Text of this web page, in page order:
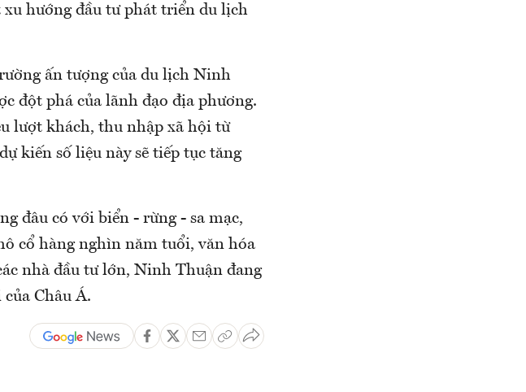
hướng đầu tư phát triển du lịch
ấn tượng của du lịch Ninh
đột phá của lãnh đạo địa phương.
lượt khách, thu nhập xã hội từ
kiến số liệu này sẽ tiếp tục tăng
đâu có với biển - rừng - sa mạc,
cổ hàng nghìn năm tuổi, văn hóa
nhà đầu tư lớn, Ninh Thuận đang
Châu Á.